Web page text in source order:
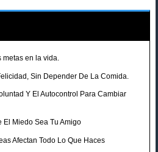
metas en la vida.
Sin Depender De La Comida.
Y El Autocontrol Para Cambiar
El Miedo Sea Tu Amigo
Afectan Todo Lo Que Haces